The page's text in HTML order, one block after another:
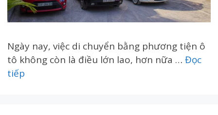
Ngày nay, việc di chuyển bằng phương tiện ô
tô không còn là điều lớn lao, hơn nữa … Đọc
tiếp